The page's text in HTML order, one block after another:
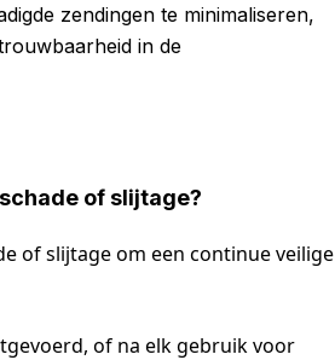
zendingen te minimaliseren,
in de
of slijtage?
of slijtage om een continue veilige
of na elk gebruik voor